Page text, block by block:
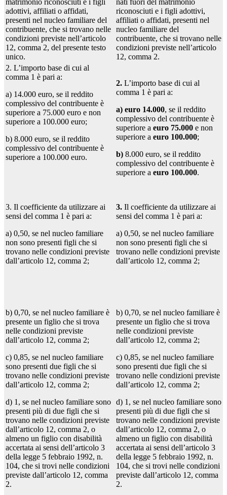
adottivi, affiliati o affidati,
presenti nel nucleo familiare del
contribuente, che si trovano nelle
condizioni previste nell’articolo
12, comma 2, del presente testo
unico.
riconosciuti e i figli adottivi,
affiliati o affidati, presenti nel
nucleo familiare del
contribuente, che si trovano nelle
condizioni previste nell’articolo
12, comma 2.
2. L’importo base di cui al
comma 1 è pari a:
a) 14.000 euro, se il reddito
complessivo del contribuente è
superiore a 75.000 euro e non
superiore a 100.000 euro;
b) 8.000 euro, se il reddito
complessivo del contribuente è
superiore a 100.000 euro.
2. L’importo base di cui al
comma 1 è pari a:
a) euro 14.000, se il reddito
complessivo del contribuente è
superiore a euro 75.000 e non
superiore a euro 100.000;
b) 8.000 euro, se il reddito
complessivo del contribuente è
superiore a euro 100.000.
3. Il coefficiente da utilizzare ai
sensi del comma 1 è pari a:
a) 0,50, se nel nucleo familiare
non sono presenti figli che si
trovano nelle condizioni previste
dall’articolo 12, comma 2;
b) 0,70, se nel nucleo familiare è
presente un figlio che si trova
nelle condizioni previste
dall’articolo 12, comma 2;
c) 0,85, se nel nucleo familiare
sono presenti due figli che si
trovano nelle condizioni previste
dall’articolo 12, comma 2;
d) 1, se nel nucleo familiare sono
presenti più di due figli che si
trovano nelle condizioni previste
dall’articolo 12, comma 2, o
almeno un figlio con disabilità
accertata ai sensi dell’articolo 3
della legge 5 febbraio 1992, n.
104, che si trovi nelle condizioni
previste dall’articolo 12, comma
2.
3. Il coefficiente da utilizzare ai
sensi del comma 1 è pari a:
a) 0,50, se nel nucleo familiare
non sono presenti figli che si
trovano nelle condizioni previste
dall’articolo 12, comma 2;
b) 0,70, se nel nucleo familiare è
presente un figlio che si trova
nelle condizioni previste
dall’articolo 12, comma 2;
c) 0,85, se nel nucleo familiare
sono presenti due figli che si
trovano nelle condizioni previste
dall’articolo 12, comma 2;
d) 1, se nel nucleo familiare sono
presenti più di due figli che si
trovano nelle condizioni previste
dall’articolo 12, comma 2, o
almeno un figlio con disabilità
accertata ai sensi dell’articolo 3
della legge 5 febbraio 1992, n.
104, che si trovi nelle condizioni
previste dall’articolo 12, comma
2.